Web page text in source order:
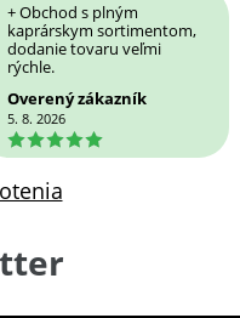
+ Obchod s plným
kaprárskym sortimentom,
dodanie tovaru veľmi
rýchle.
Overený zákazník
5. 8. 2026
5